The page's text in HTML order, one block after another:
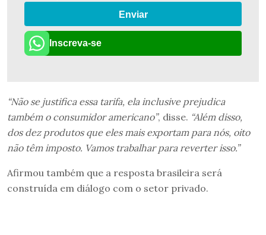
Enviar
Inscreva-se
“Não se justifica essa tarifa, ela inclusive prejudica
também o consumidor americano”, disse. “Além disso,
dos dez produtos que eles mais exportam para nós, oito
não têm imposto. Vamos trabalhar para reverter isso.”
Afirmou também que a resposta brasileira será
construída em diálogo com o setor privado.